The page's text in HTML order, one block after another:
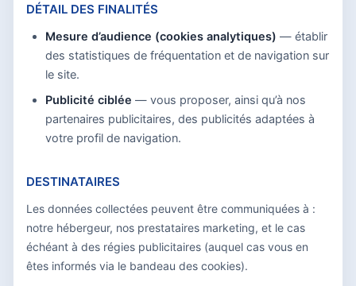
DÉTAIL DES FINALITÉS
Mesure d’audience (cookies analytiques) — établir
des statistiques de fréquentation et de navigation sur
le site.
Publicité ciblée — vous proposer, ainsi qu’à nos
partenaires publicitaires, des publicités adaptées à
votre profil de navigation.
DESTINATAIRES
Les données collectées peuvent être communiquées à :
notre hébergeur, nos prestataires marketing, et le cas
échéant à des régies publicitaires (auquel cas vous en
êtes informés via le bandeau des cookies).